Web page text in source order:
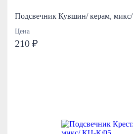
Подсвечник Кувшин/ керам,
Цена
210 ₽